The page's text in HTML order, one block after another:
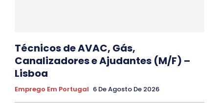
Técnicos de AVAC, Gás,
Canalizadores e Ajudantes (M/F) –
Lisboa
Emprego Em Portugal 6 De Agosto De 2026